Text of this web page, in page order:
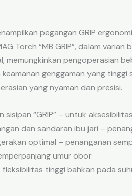
pegangan GRIP
Torch “MB GRIP”, dalam
pengoperasian
genggaman yang
yang nyaman dan presisi.
“GRIP” – untuk
dan sandaran ibu jari –
optimal – penanganan
umur obor
tinggi bahkan pada